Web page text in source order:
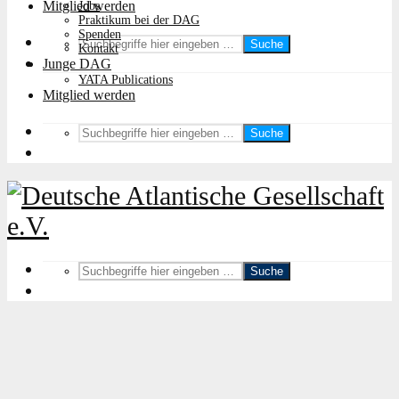
Mitglied werden
Suche
Jobs
Praktikum bei der DAG
Spenden
Kontakt
Junge DAG
YATA Publications
Mitglied werden
Suche
Suche